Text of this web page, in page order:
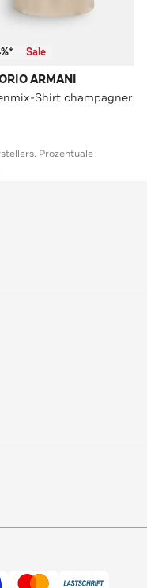
Sale
ARMANI
Shirt champagner
Prozentuale